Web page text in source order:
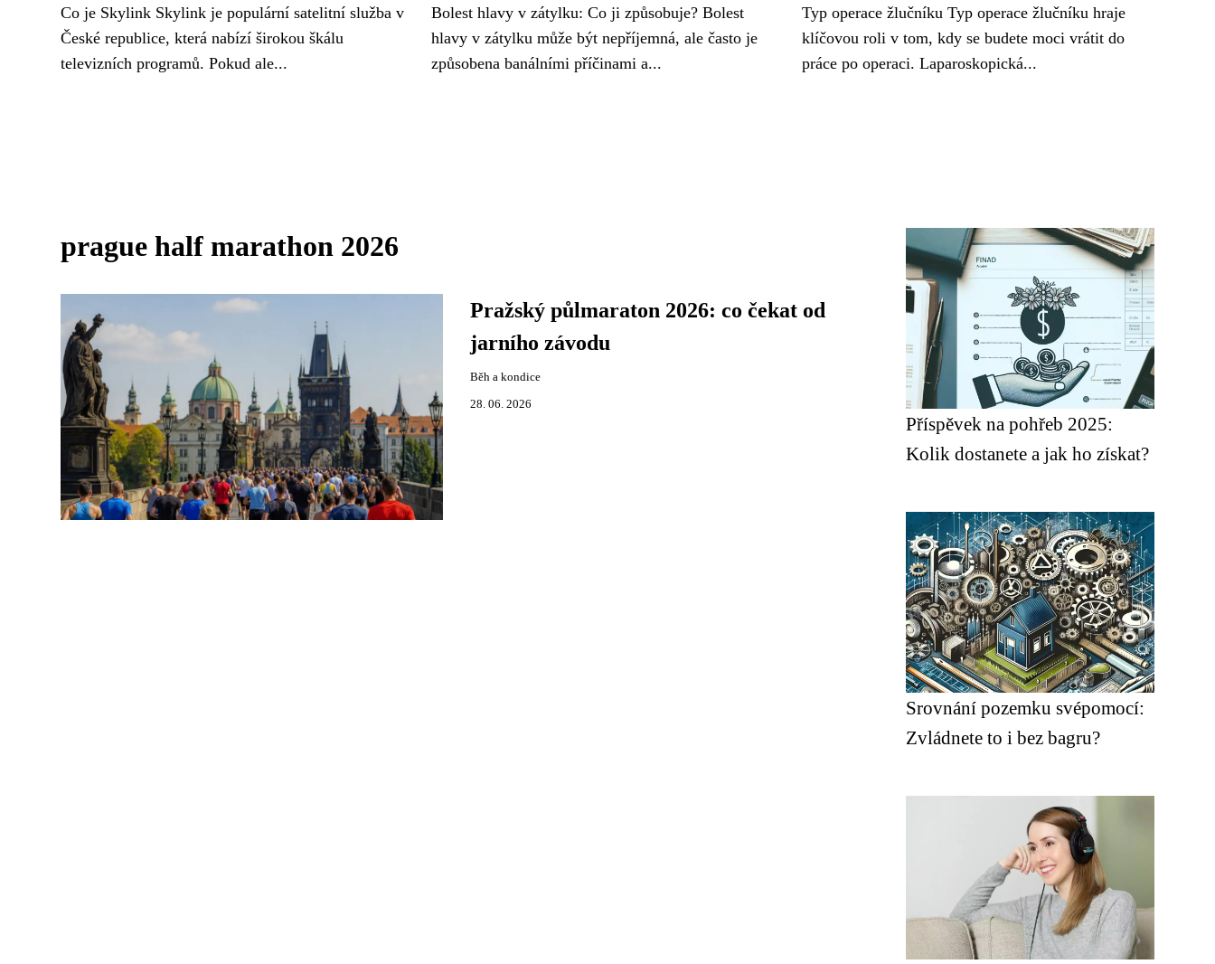
Co je Skylink Skylink je populární satelitní služba v
České republice, která nabízí širokou škálu
televizních programů. Pokud ale...
Bolest hlavy v zátylku: Co ji způsobuje? Bolest
hlavy v zátylku může být nepříjemná, ale často je
způsobena banálními příčinami a...
Typ operace žlučníku Typ operace žlučníku hraje
klíčovou roli v tom, kdy se budete moci vrátit do
práce po operaci. Laparoskopická...
prague half marathon 2026
Pražský půlmaraton 2026: co čekat od
jarního závodu
Běh a kondice
28. 06. 2026
Příspěvek na pohřeb 2025:
Kolik dostanete a jak ho získat?
Srovnání pozemku svépomocí:
Zvládnete to i bez bagru?